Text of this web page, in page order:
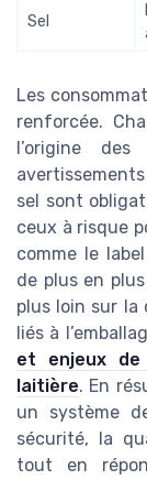
Sel
Les
renforcée.
l’origine
sel sont
ceux à risque
comme le
de plus en
plus loin sur la
liés à
et enjeux de
laitière. En
un système
sécurité, la
tout en